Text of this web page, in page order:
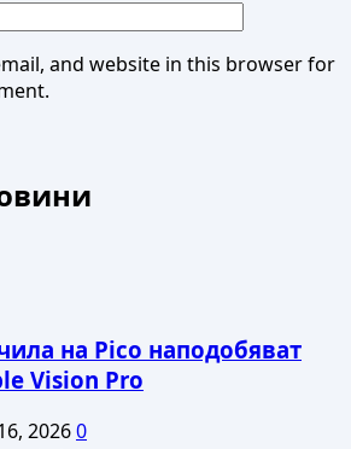
and website in this browser for
на Pico наподобяват
Vision Pro
20260